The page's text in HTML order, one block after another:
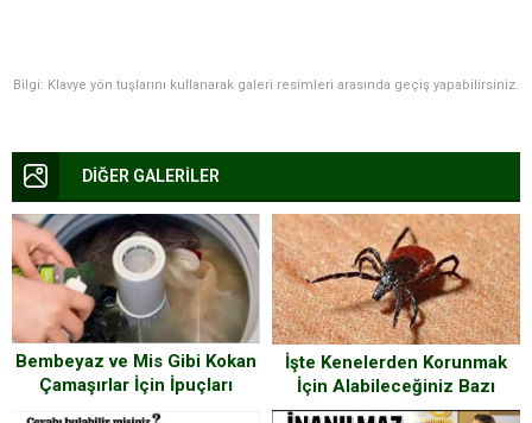
Bilgi: Klavye yön tuşlarını kullanarak galeri resimleri arasında geçiş yapabilirsiniz.
DİĞER GALERİLER
Bembeyaz ve Mis Gibi Kokan
Çamaşırlar İçin İpuçları
İşte Kenelerden Korunmak
İçin Alabileceğiniz Bazı
Önlemler